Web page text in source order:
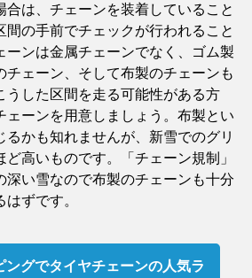
合は、チェーンを装着していること
間の手前でチェックが行われること
ーンは金属チェーンでなく、ゴム製
チェーン、そして布製のチェーンも
うした区間を走る可能性がある方
ェーンを用意しましょう。布製とい
るかも知れませんが、新雪でのグリ
高いものです。「チェーン規制」
深い雪なので布製のチェーンも十分
ずです。
グでタイヤチェーンの人気ラ